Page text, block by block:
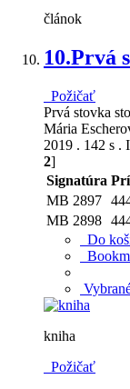
článok
10.Prvá
Požičať
Prvá stovka
Mária
2019 . 142 s .
2]
Signatúra
MB 2897
MB 2898
Do
kniha
Požičať